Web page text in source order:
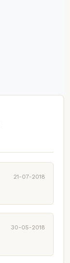
21-07-2018
30-05-2018